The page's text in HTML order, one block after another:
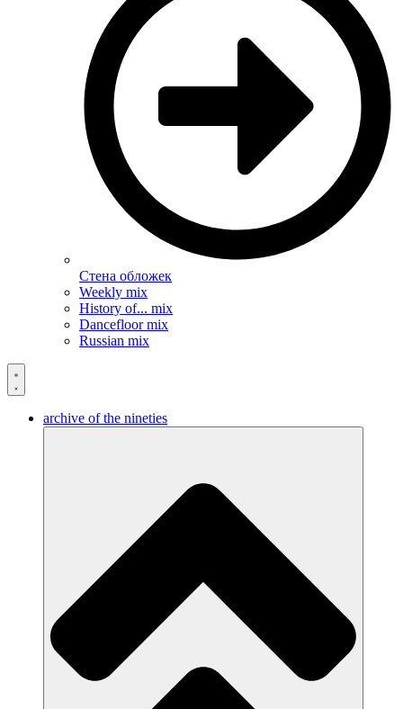
Стена обложек
Weekly mix
History of... mix
Dancefloor mix
Russian mix
archive of the nineties